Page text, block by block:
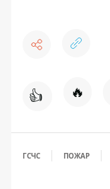
👍 🔥
ГСЧС ПОЖАР